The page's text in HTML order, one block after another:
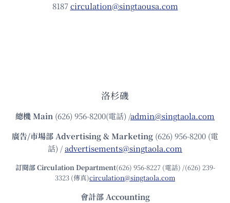
8187circulation@singtaousa.com
洛杉磯
總機Main (626) 956-8200(電話) /admin@singtaola.com
廣告/市場部Advertising & Marketing (626) 956-8200 (電
話) /advertisements@singtaola.com
訂閱部 Circulation Department(626) 956-8227 (電話) /(626) 239-
3323 (傳真)circulation@singtaola.com
會計部 Accounting